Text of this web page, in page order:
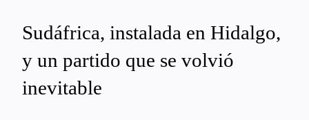
Sudáfrica, instalada en Hidalgo,
y un partido que se volvió
inevitable